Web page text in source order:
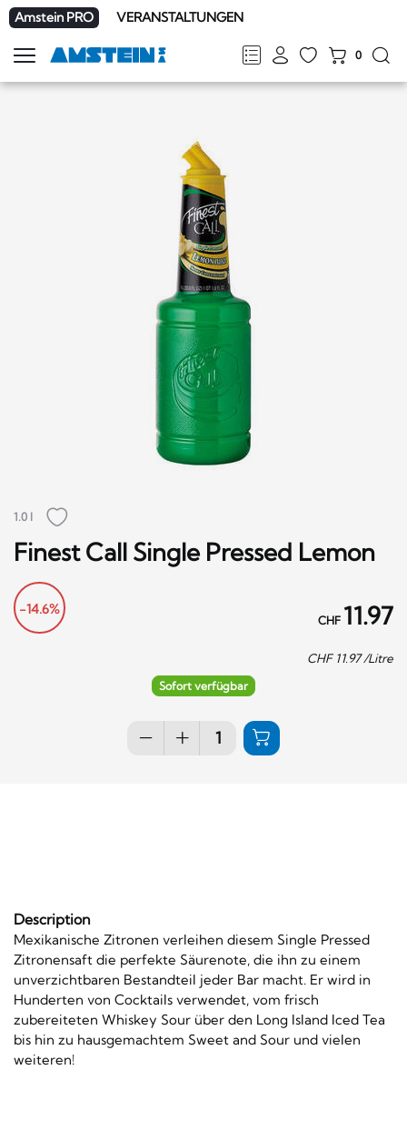
Amstein PRO VERANSTALTUNGEN
FRDEENIT
0
Navigation
zeigen
1.0 l
Finest Call Single Pressed Lemon
-14.6%
CHF 11.97
CHF 11.97/Litre
Sofort verfügbar
Description
Mexikanische Zitronen verleihen diesem Single Pressed
Zitronensaft die perfekte Säurenote, die ihn zu einem
unverzichtbaren Bestandteil jeder Bar macht. Er wird in
Hunderten von Cocktails verwendet, vom frisch
zubereiteten Whiskey Sour über den Long Island Iced Tea
bis hin zu hausgemachtem Sweet and Sour und vielen
weiteren!